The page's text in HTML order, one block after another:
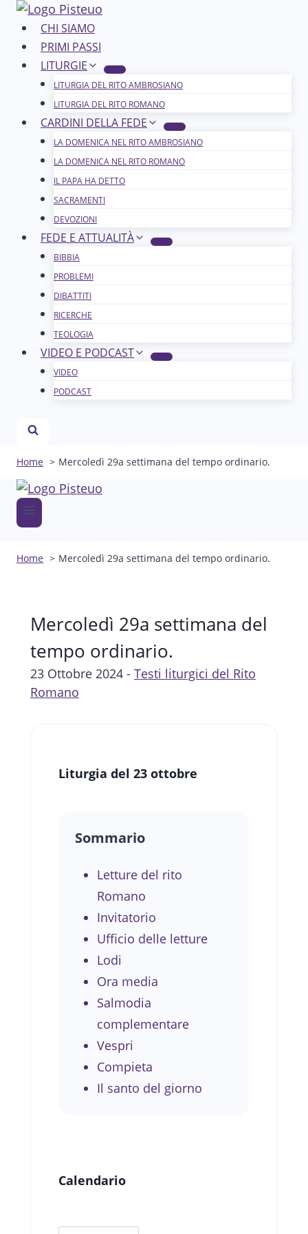
Salta
contenuto
CHI SIAMO
PRIMI PASSI
LITURGIE
LITURGIA DEL RITO AMBROSIANO
LITURGIA DEL RITO ROMANO
CARDINI DELLA FEDE
LA DOMENICA NEL R​​​​​​ITO AMBROSIANO
LA DOMENICA NEL RITO ROMANO
IL PAPA HA DETTO
SACRAMENTI
DEVOZIONI
FEDE E ATTUALITÀ
BIBBIA
PROBLEMI
DIBATTITI
RICERCHE
TEOLOGIA
VIDEO E PODCAST
VIDEO
PODCAST
Home Mercoledì 29a settimana del tempo ordinario.
Home Mercoledì 29a settimana del tempo ordinario.
Mercoledì 29a settimana del
tempo ordinario.
23 Ottobre 2024 - Testi liturgici del Rito
Romano
Liturgia del 23 ottobre
Sommario
Letture del rito
Romano
Invitatorio
Ufficio delle letture
Lodi
Ora media
Salmodia
complementare
Vespri
Compieta
Il santo del giorno
Calendario